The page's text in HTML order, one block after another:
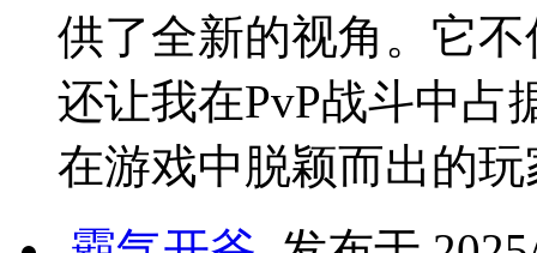
供了全新的视角。它
还让我在PvP战斗中占
在游戏中脱颖而出的